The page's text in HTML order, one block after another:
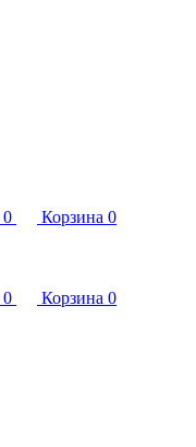
0 Корзина 0
0 Корзина 0